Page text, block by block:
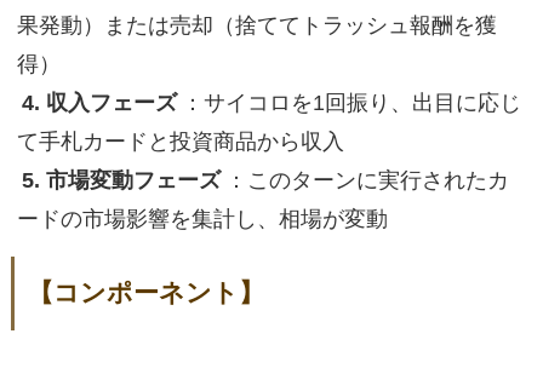
果発動）または売却（捨ててトラッシュ報酬を獲
得）
4. 収入フェーズ ：サイコロを1回振り、出目に応じ
て手札カードと投資商品から収入
5. 市場変動フェーズ ：このターンに実行されたカ
ードの市場影響を集計し、相場が変動
【コンポーネント】